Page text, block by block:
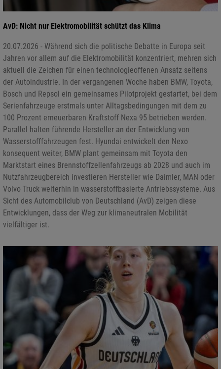
AvD: Nicht nur Elektromobilität schützt das Klima
20.07.2026 - Während sich die politische Debatte in Europa seit
Jahren vor allem auf die Elektromobilität konzentriert, mehren sich
aktuell die Zeichen für einen technologieoffenen Ansatz seitens
der Autoindustrie. In der vergangenen Woche haben BMW, Toyota,
Bosch und Repsol ein gemeinsames Pilotprojekt gestartet, bei dem
Serienfahrzeuge erstmals unter Alltagsbedingungen mit dem zu
100 Prozent erneuerbaren Kraftstoff Nexa 95 betrieben werden.
Parallel halten führende Hersteller an der Entwicklung von
Wasserstofffahrzeugen fest. Hyundai entwickelt den Nexo
konsequent weiter, BMW plant gemeinsam mit Toyota den
Marktstart eines Brennstoffzellenfahrzeugs ab 2028 und auch im
Nutzfahrzeugbereich investieren Hersteller wie Daimler, MAN oder
Volvo Truck weiterhin in wasserstoffbasierte Antriebssysteme. Aus
Sicht des Automobilclub von Deutschland (AvD) zeigen diese
Entwicklungen, dass der Weg zur klimaneutralen Mobilität
vielfältiger ist.